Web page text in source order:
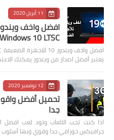
11 أبريل 2020
Windows 10 LTSC احدث اصدار مع التفعيل
يعتبر أفضل اصدار من ويندوز يمكنك
12 نوفمبر 2020
جدا
اذا كنت تحب الالعاب وتود لعب افضل
جرافيكس خورافي جدا وقوي وبها أسلوب